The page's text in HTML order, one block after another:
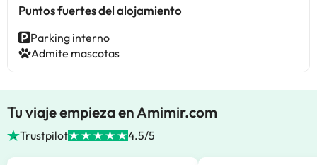
Puntos fuertes del alojamiento
Parking interno
Admite mascotas
Tu viaje empieza en Amimir.com
Trustpilot 4.5/5